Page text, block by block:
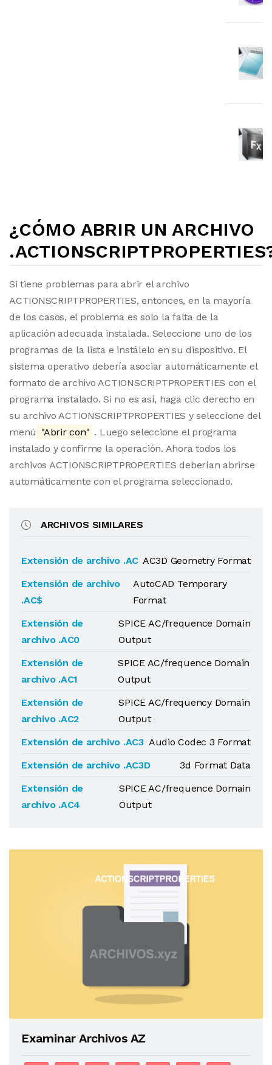
¿CÓMO ABRIR UN ARCHIVO
Si tiene problemas para abrir el archivo
ACTIONSCRIPTPROPERTIES, entonces, en la mayoría
de los casos, el problema es solo la falta de la
aplicación adecuada instalada. Seleccione uno de los
programas de la lista e instálelo en su dispositivo. El
sistema operativo debería asociar automáticamente el
formato de archivo ACTIONSCRIPTPROPERTIES con el
programa instalado. Si no es así, haga clic derecho en
su archivo ACTIONSCRIPTPROPERTIES y seleccione del
menú "Abrir con" . Luego seleccione el programa
instalado y confirme la operación. Ahora todos los
archivos ACTIONSCRIPTPROPERTIES deberían abrirse
automáticamente con el programa seleccionado.
ARCHIVOS SIMILARES
Extensión de archivo .AC AC3D Geometry Format
Extensión de archivo
.AC$
AutoCAD Temporary
Format
Extensión de
archivo .AC0
SPICE AC/frequence Domain
Output
Extensión de
archivo .AC1
SPICE AC/frequence Domain
Output
Extensión de
archivo .AC2
SPICE AC/frequency Domain
Output
Extensión de archivo .AC3 Audio Codec 3 Format
Extensión de archivo .AC3D
3d Format Data
Extensión de
archivo .AC4
SPICE AC/frequence Domain
Output
Examinar Archivos AZ